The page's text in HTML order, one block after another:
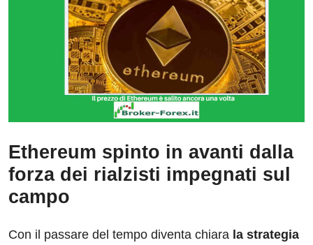
Ethereum spinto in avanti dalla
forza dei rialzisti impegnati sul
campo
Con il passare del tempo diventa chiara la strategia